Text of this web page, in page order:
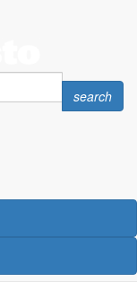
Search
search